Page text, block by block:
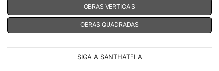
OBRAS VERTICAIS
OBRAS QUADRADAS
SIGA A SANTHATELA